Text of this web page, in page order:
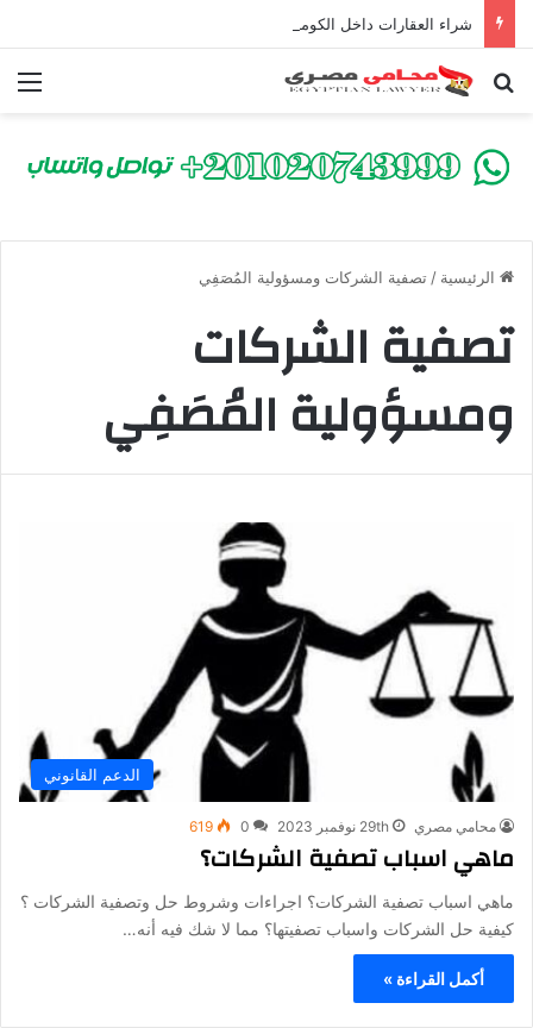
بحث عن
الرئيسية / تصفية الشركات ومسؤولية المُصَفِي
تصفية الشركات
ومسؤولية المُصَفِي
الدعم القانوني
محامي مصري 29th نوفمبر 2023 0
619
ماهي اسباب تصفية الشركات؟
ماهي اسباب تصفية الشركات؟ اجراءات وشروط حل وتصفية الشركات ؟
كيفية حل الشركات واسباب تصفيتها؟ مما لا شك فيه أنه…
أكمل القراءة »